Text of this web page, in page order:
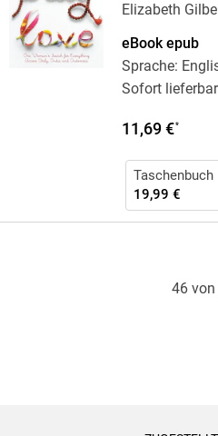
Elizabeth
eBook epub
Sprache:
Sofort
11,69 €*
Taschenbuch
19,99 €
46